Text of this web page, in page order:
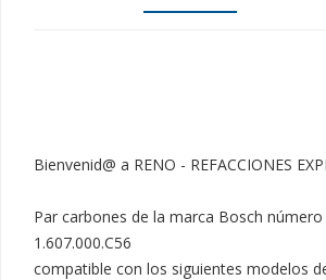
Bienvenid@ a RENO - REFACCIONES
Par carbones de la marca Bosch
1.607.000.C56
compatible con los siguientes modelos